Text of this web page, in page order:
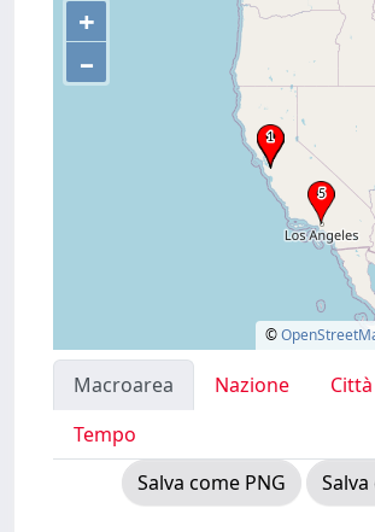
+
–
©
Macroarea Nazione
Città
Tempo
Salva come PNG
Salva